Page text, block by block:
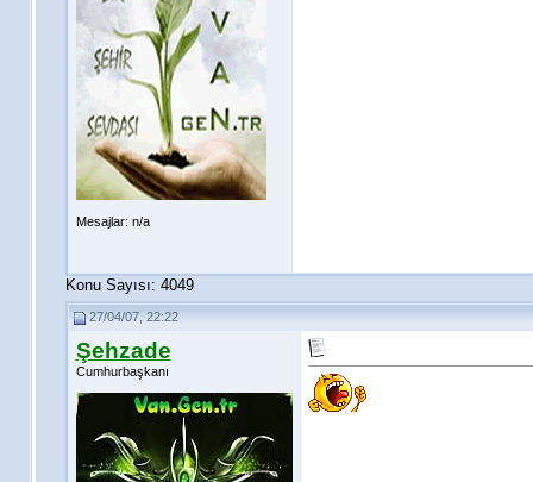
Mesajlar: n/a
Konu Sayısı: 4049
27/04/07, 22:22
Şehzade
Cumhurbaşkanı